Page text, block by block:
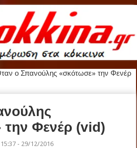
ο Σπανούλης «σκότωσε» την Φενέρ
Φενέρ (vid)
15:37 - 29/12/2016